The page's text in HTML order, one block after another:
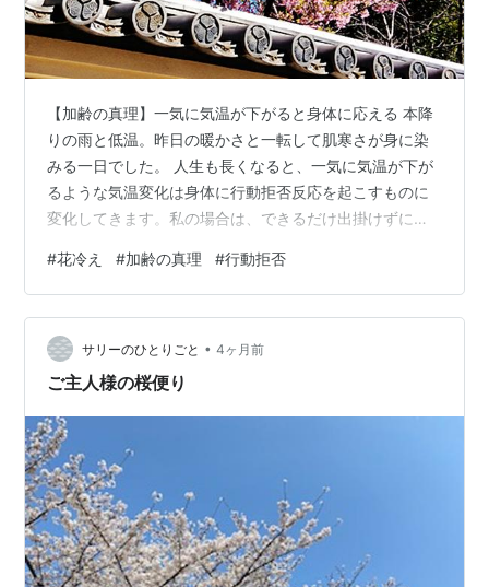
【加齢の真理】一気に気温が下がると身体に応える 本降
りの雨と低温。昨日の暖かさと一転して肌寒さが身に染
みる一日でした。 人生も長くなると、一気に気温が下が
るような気温変化は身体に行動拒否反応を起こすものに
変化してきます。私の場合は、できるだけ出掛けずに済
気にならず、一日中グダグダでした。 『春分』の節季最
後の日は花冷えの一日。あまりの寒さに花見を予定して
いた方は戸惑われたのではないでしょうか。 今夜は暖か
くして寝ます。たった一日寒かっただけで風邪を引いて
しまったなんてことにならないよう気をつけます。 で
#花冷え #加齢の真理 #行動拒否
サリーのひとりごと • 4ヶ月前
ご主人様の桜便り